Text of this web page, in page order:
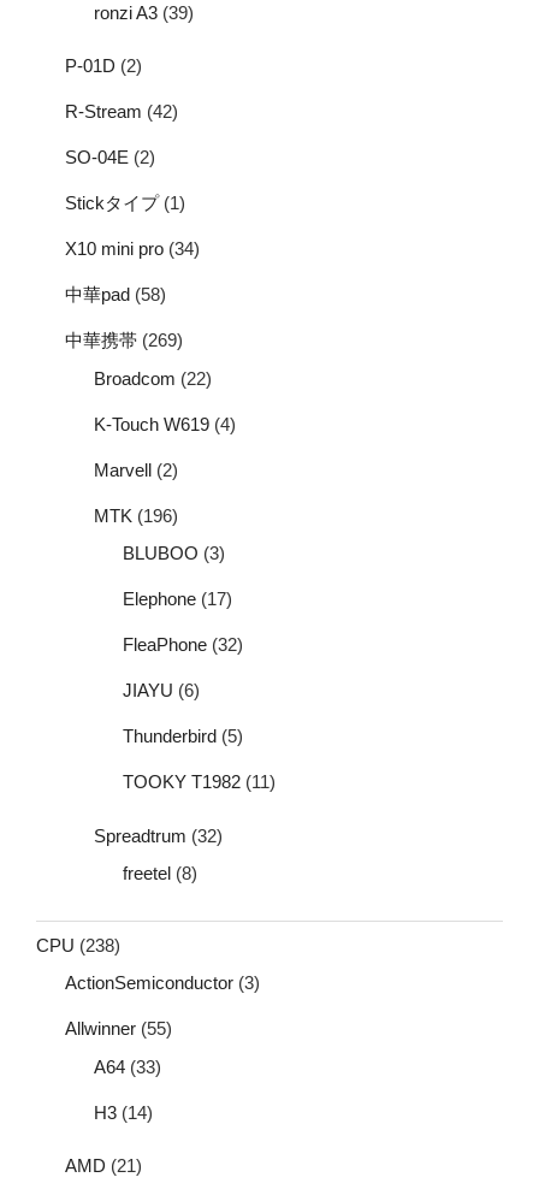
ronzi A3 (39)
P-01D (2)
R-Stream (42)
SO-04E (2)
Stickタイプ(1)
X10 mini pro (34)
中華pad (58)
中華携帯 (269)
Broadcom (22)
K-Touch W619 (4)
Marvell (2)
MTK (196)
BLUBOO (3)
Elephone (17)
FleaPhone (32)
JIAYU (6)
Thunderbird (5)
TOOKY T1982 (11)
Spreadtrum (32)
freetel (8)
CPU (238)
ActionSemiconductor (3)
Allwinner (55)
A64 (33)
H3 (14)
AMD (21)